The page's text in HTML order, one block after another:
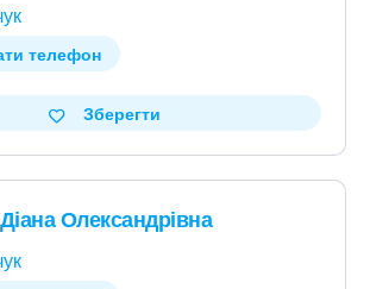
телефон
Зберегти
Олександрівна